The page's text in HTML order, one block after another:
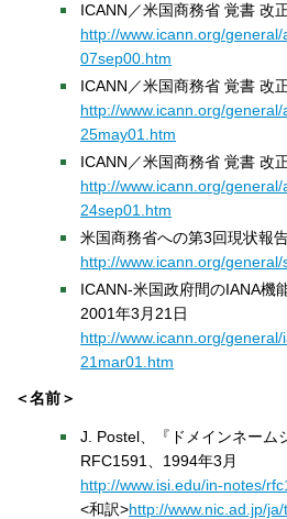
ICANN／米国商務省 覚書 改
http://www.icann.org/
07sep00.htm
ICANN／米国商務省 覚書 改
http://www.icann.org/
25may01.htm
ICANN／米国商務省 覚書 改
http://www.icann.org/
24sep01.htm
米国商務省への第3回現状報
http://www.icann.org/
ICANN-米国政府間のIANA機
2001年3月21日
http://www.icann.org/
21mar01.htm
＜名前＞
J. Postel、『ドメインネーム
RFC1591、1994年3月
http://www.isi.edu/in-notes/
<和訳>http://www.nic.ad.jp/